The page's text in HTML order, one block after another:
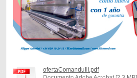
ofertaComandulli.pdf